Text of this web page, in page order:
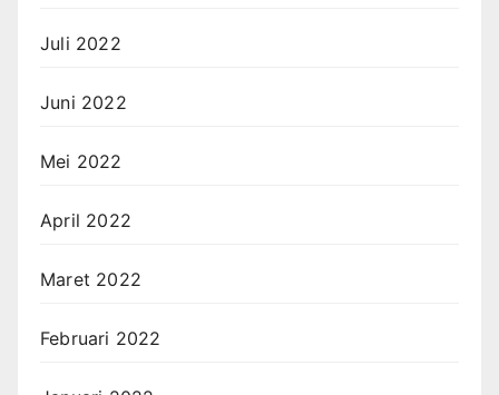
Juli 2022
Juni 2022
Mei 2022
April 2022
Maret 2022
Februari 2022